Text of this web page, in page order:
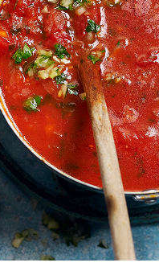
Tunisian